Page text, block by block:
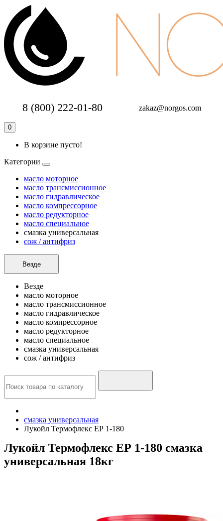
8 (800) 222-01-80 zakaz@norgos.com
0
В корзине пусто!
Категории
масло моторное
масло трансмиссионное
масло гидравлическое
масло компрессорное
масло редукторное
масло специальное
смазка универсальная
сож / антифриз
Везде
Везде
масло моторное
масло трансмиссионное
масло гидравлическое
масло компрессорное
масло редукторное
масло специальное
смазка универсальная
сож / антифриз
смазка универсальная
Лукойл Термофлекс ЕР 1-180
Лукойл Термофлекс ЕР 1-180 смазка
универсальная 18кг